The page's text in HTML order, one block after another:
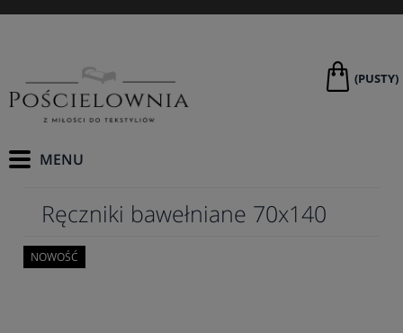
(PUSTY)
Ręczniki bawełniane 70x140
NOWOŚĆ